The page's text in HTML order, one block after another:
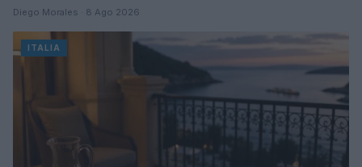
Diego Morales · 8 Ago 2026
ITALIA